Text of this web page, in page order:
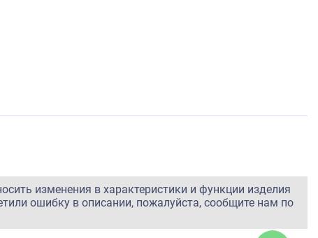
изменения в характеристики и функции изделия
ошибку в описании, пожалуйста, сообщите нам по